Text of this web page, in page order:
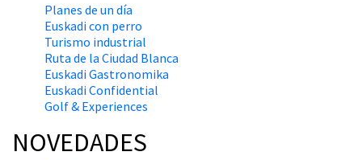
Planes de un día
Euskadi con perro
Turismo industrial
Ruta de la Ciudad Blanca
Euskadi Gastronomika
Euskadi Confidential
Golf & Experiences
NOVEDADES